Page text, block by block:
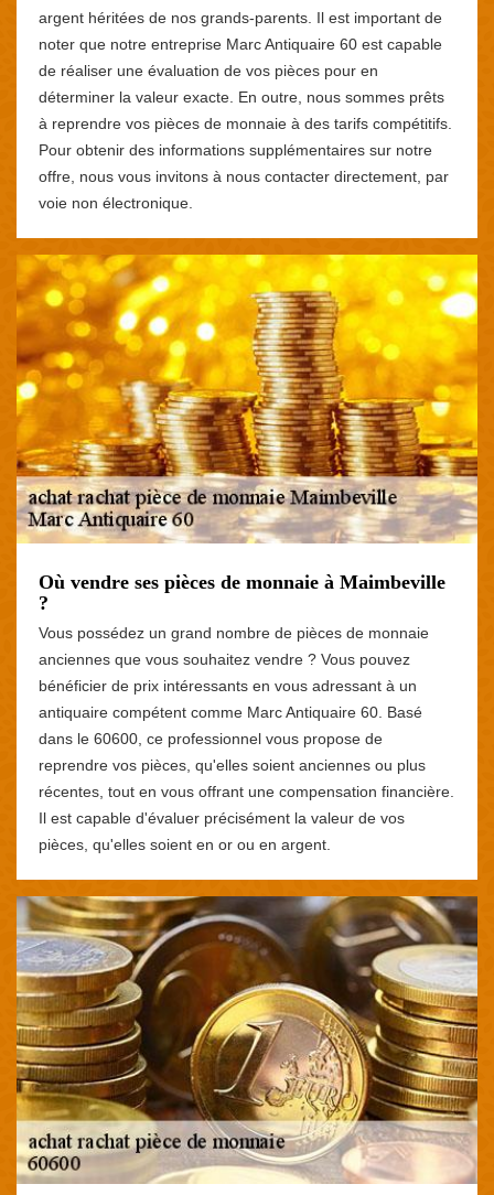
argent héritées de nos grands-parents. Il est important de
noter que notre entreprise Marc Antiquaire 60 est capable
de réaliser une évaluation de vos pièces pour en
déterminer la valeur exacte. En outre, nous sommes prêts
à reprendre vos pièces de monnaie à des tarifs compétitifs.
Pour obtenir des informations supplémentaires sur notre
offre, nous vous invitons à nous contacter directement, par
voie non électronique.
Où vendre ses pièces de monnaie à Maimbeville
?
Vous possédez un grand nombre de pièces de monnaie
anciennes que vous souhaitez vendre ? Vous pouvez
bénéficier de prix intéressants en vous adressant à un
antiquaire compétent comme Marc Antiquaire 60. Basé
dans le 60600, ce professionnel vous propose de
reprendre vos pièces, qu'elles soient anciennes ou plus
récentes, tout en vous offrant une compensation financière.
Il est capable d'évaluer précisément la valeur de vos
pièces, qu'elles soient en or ou en argent.